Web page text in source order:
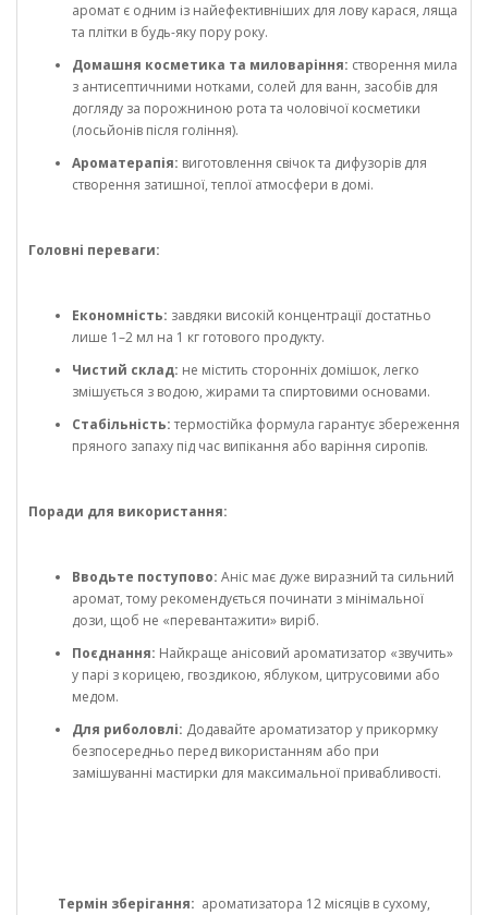
аромат є одним із найефективніших для лову карася, ляща
та плітки в будь-яку пору року.
Домашня косметика та миловаріння: створення мила
з антисептичними нотками, солей для ванн, засобів для
догляду за порожниною рота та чоловічої косметики
(лосьйонів після гоління).
Ароматерапія: виготовлення свічок та дифузорів для
створення затишної, теплої атмосфери в домі.
Головні переваги:
Економність: завдяки високій концентрації достатньо
лише 1–2 мл на 1 кг готового продукту.
Чистий склад: не містить сторонніх домішок, легко
змішується з водою, жирами та спиртовими основами.
Стабільність:термостійка формула гарантує збереження
пряного запаху під час випікання або варіння сиропів.
Поради для використання:
Вводьте поступово: Аніс має дуже виразний та сильний
аромат, тому рекомендується починати з мінімальної
дози, щоб не «перевантажити» виріб.
Поєднання: Найкраще анісовий ароматизатор «звучить»
у парі з корицею, гвоздикою, яблуком, цитрусовими або
медом.
Для риболовлі: Додавайте ароматизатор у прикормку
безпосередньо перед використанням або при
замішуванні мастирки для максимальної привабливості.
Термін зберігання: ароматизатора 12 місяців в сухому,